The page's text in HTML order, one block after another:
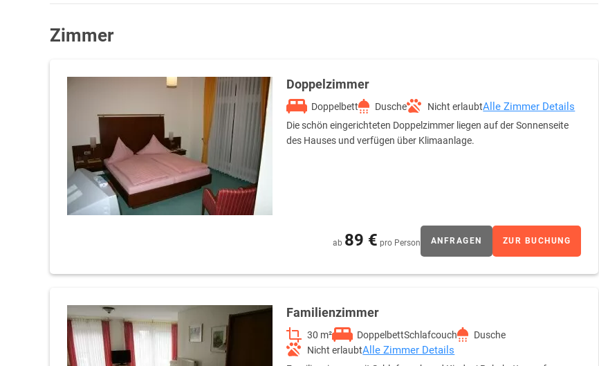
Zimmer
Doppelzimmer
Doppelbett Dusche Nicht erlaubtAlle Zimmer Details
Die schön eingerichteten Doppelzimmer liegen auf der Sonnenseite
des Hauses und verfügen über Klimaanlage.
ab 89 € pro Person ANFRAGEN ZUR BUCHUNG
Familienzimmer
30 m² DoppelbettSchlafcouch
Dusche
Nicht erlaubtAlle Zimmer Details